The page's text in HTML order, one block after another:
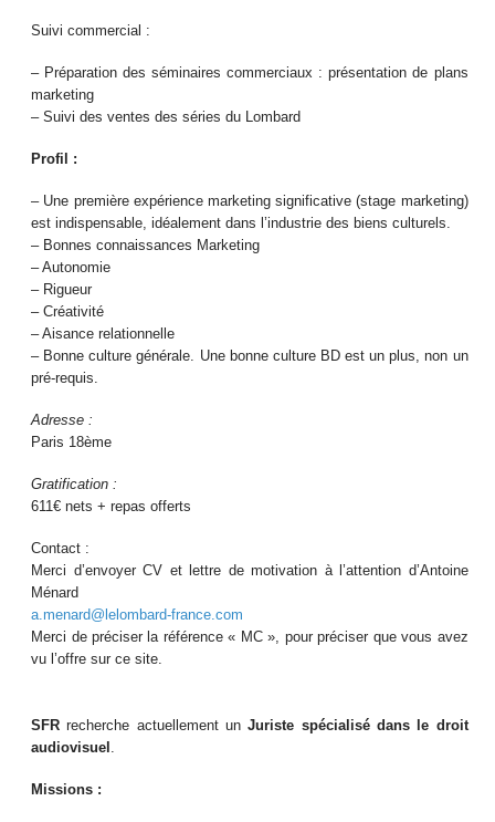
Suivi commercial :
– Préparation des séminaires commerciaux : présentation de plans
marketing
– Suivi des ventes des séries du Lombard
Profil :
– Une première expérience marketing significative (stage marketing)
est indispensable, idéalement dans l’industrie des biens culturels.
– Bonnes connaissances Marketing
– Autonomie
– Rigueur
– Créativité
– Aisance relationnelle
– Bonne culture générale. Une bonne culture BD est un plus, non un
pré-requis.
Adresse :
Paris 18ème
Gratification :
611€ nets + repas offerts
Contact :
Merci d’envoyer CV et lettre de motivation à l’attention d’Antoine
Ménard
a.menard@lelombard-france.com
Merci de préciser la référence « MC », pour préciser que vous avez
vu l’offre sur ce site.
SFR recherche actuellement unJuriste spécialisé dans le droit
audiovisuel .
Missions :